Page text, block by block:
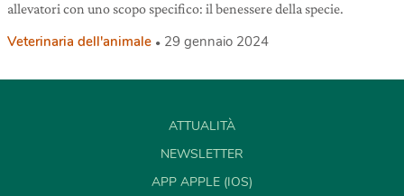
allevatori con uno scopo specifico: il benessere della specie.
Veterinaria dell'animale 29 gennaio 2024
ATTUALITÀ
NEWSLETTER
APP APPLE (IOS)